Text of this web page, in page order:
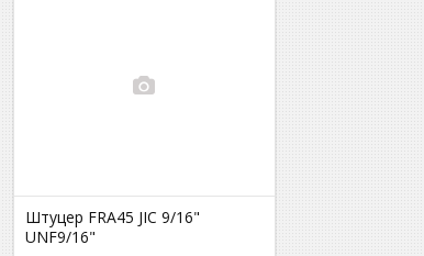
Штуцер FRA45 JIC 9/16"
UNF9/16"